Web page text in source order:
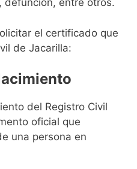
defunción, entre otros.
el certificado que
de Jacarilla:
del Registro Civil
oficial que
una persona en